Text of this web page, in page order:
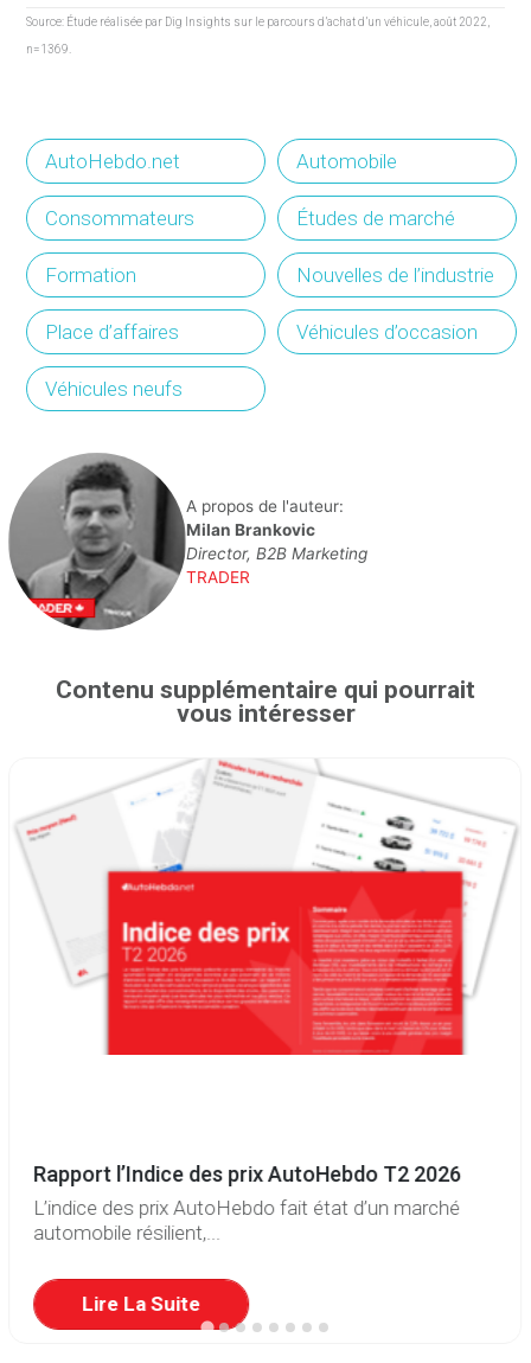
Source: Étude réalisée par Dig Insights sur le parcours d’achat d’un véhicule, août 2022,
n=1369.
AutoHebdo.net Automobile
Consommateurs Études de marché
Formation Nouvelles de l’industrie
Place d’affaires Véhicules d’occasion
Véhicules neufs
A propos de l'auteur:
Milan Brankovic
Director, B2B Marketing
TRADER
Contenu supplémentaire qui pourrait
vous intéresser
Rapport l’Indice des prix AutoHebdo T2 2026
L’indice des prix AutoHebdo fait état d’un marché
automobile résilient,...
Lire La Suite